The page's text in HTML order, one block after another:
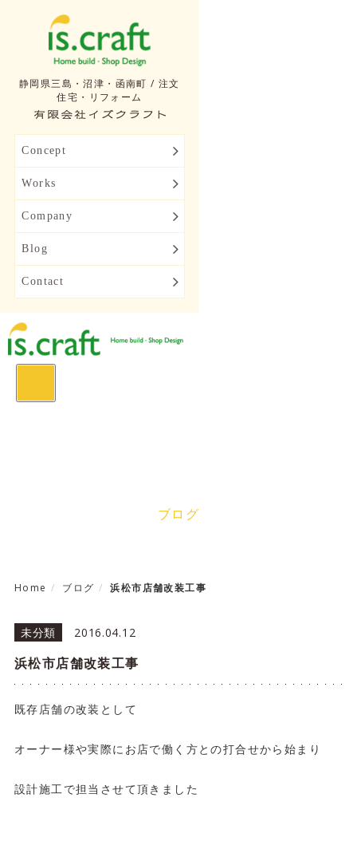
静岡県三島・沼津・函南町 / 注文
住宅・リフォーム
Concept
Works
Company
Blog
Contact
ブログ
Home ブログ 浜松市店舗改装工事
未分類 2016.04.12
浜松市店舗改装工事
既存店舗の改装として
オーナー様や実際にお店で働く方との打合せから始まり
設計施工で担当させて頂きました